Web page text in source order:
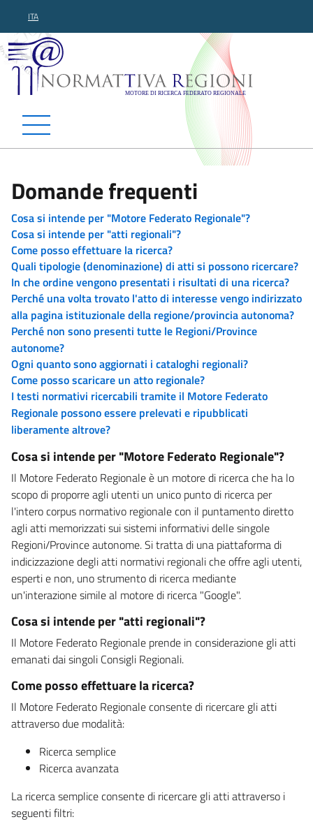
ITA
Normattiva Regioni -
Domande frequenti
Cosa si intende per "Motore Federato Regionale"?
Cosa si intende per "atti regionali"?
Come posso effettuare la ricerca?
Quali tipologie (denominazione) di atti si possono ricercare?
In che ordine vengono presentati i risultati di una ricerca?
Perché una volta trovato l'atto di interesse vengo indirizzato
alla pagina istituzionale della regione/provincia autonoma?
Perché non sono presenti tutte le Regioni/Province
autonome?
Ogni quanto sono aggiornati i cataloghi regionali?
Come posso scaricare un atto regionale?
I testi normativi ricercabili tramite il Motore Federato
Regionale possono essere prelevati e ripubblicati
liberamente altrove?
Cosa si intende per "Motore Federato Regionale"?
Il Motore Federato Regionale è un motore di ricerca che ha lo
scopo di proporre agli utenti un unico punto di ricerca per
l'intero corpus normativo regionale con il puntamento diretto
agli atti memorizzati sui sistemi informativi delle singole
Regioni/Province autonome. Si tratta di una piattaforma di
indicizzazione degli atti normativi regionali che offre agli utenti,
esperti e non, uno strumento di ricerca mediante
un'interazione simile al motore di ricerca "Google".
Cosa si intende per "atti regionali"?
Il Motore Federato Regionale prende in considerazione gli atti
emanati dai singoli Consigli Regionali.
Come posso effettuare la ricerca?
Il Motore Federato Regionale consente di ricercare gli atti
attraverso due modalità:
Ricerca semplice
Ricerca avanzata
La ricerca semplice consente di ricercare gli atti attraverso i
seguenti filtri: